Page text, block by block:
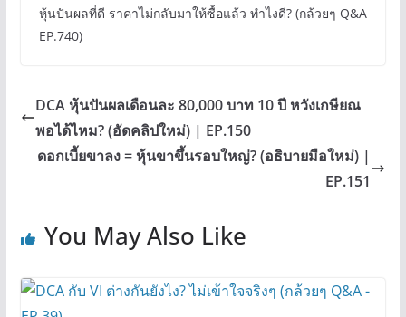
หุ้นปันผลที่ดี ราคาไม่กลับมาให้ซื้อแล้ว ทำไงดี? (กล้วยๆ Q&A
EP.740)
DCA หุ้นปันผลเดือนละ 80,000 บาท 10 ปี หวังเกษียณ
พอได้ไหม? (อัดคลิปใหม่) | EP.150
ดอกเบี้ยขาลง = หุ้นขาขึ้นรอบใหญ่? (อธิบายมือใหม่) |
EP.151
You May Also Like